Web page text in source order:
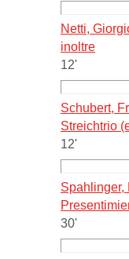
Netti,
inoltre
12'
Schubert,
Streichtrio
12'
Spahlinger,
30'